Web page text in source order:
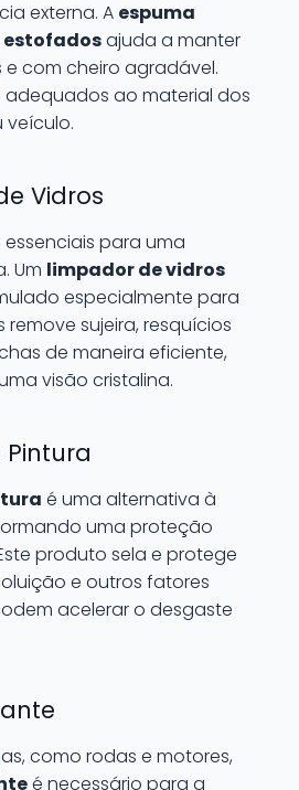
externa. A espuma
ajuda a manter
com cheiro agradável.
adequados ao material dos
Vidros
para uma
Um limpador de vidros
especialmente para
sujeira, resquícios
de maneira eficiente,
visão cristalina.
Pintura
é uma alternativa à
uma proteção
produto sela e protege
e outros fatores
acelerar o desgaste
como rodas e motores,
é necessário para a